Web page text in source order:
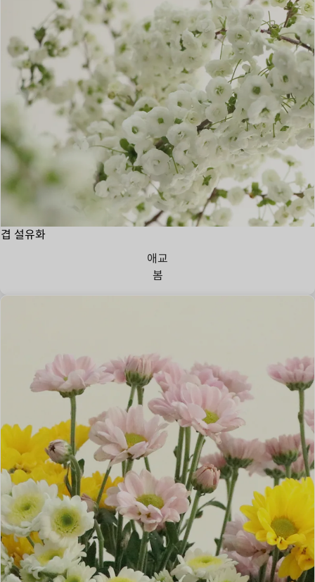
겹 설유화
애교
봄
당신은